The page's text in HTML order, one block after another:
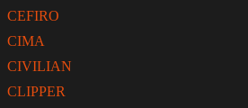
CEFIRO
CIMA
CIVILIAN
CLIPPER